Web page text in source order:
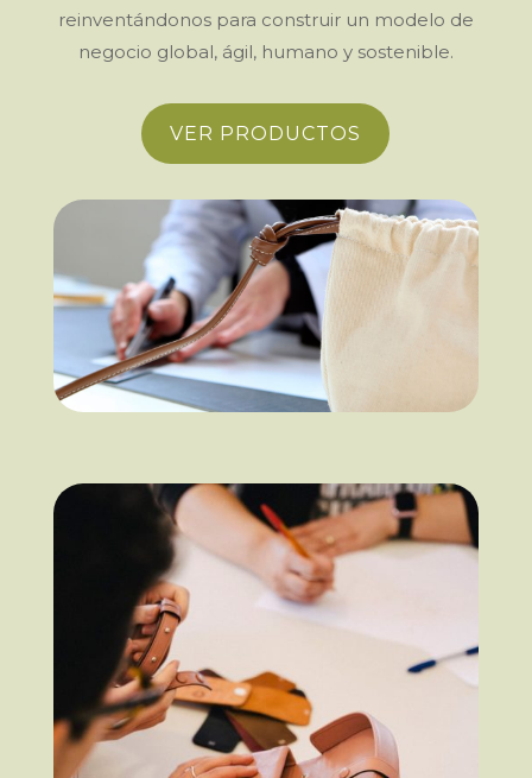
reinventándonos para construir un modelo de
negocio global, ágil, humano y sostenible.
VER PRODUCTOS